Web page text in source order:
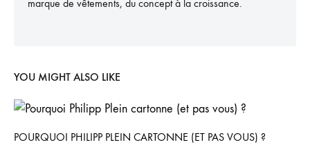
marque de vêtements, du concept à la croissance.
YOU MIGHT ALSO LIKE
POURQUOI PHILIPP PLEIN CARTONNE (ET PAS VOUS) ?